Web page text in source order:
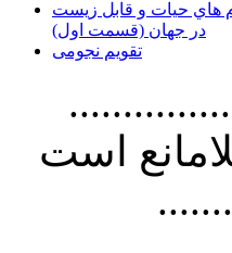
هاي حيات و قابل زيست
در جهان (قسمت اول)
تقویم نجومی
از
است